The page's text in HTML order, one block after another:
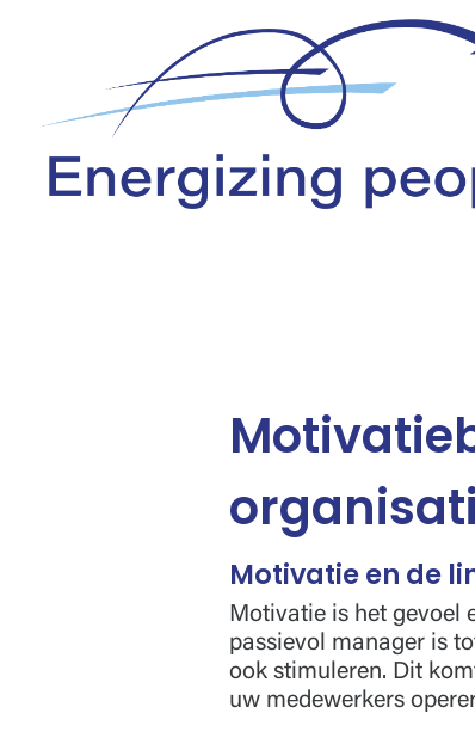
Motivatie en de
Motivatie is het gevoel
passievol manager is
ook stimuleren. Dit
uw medewerkers